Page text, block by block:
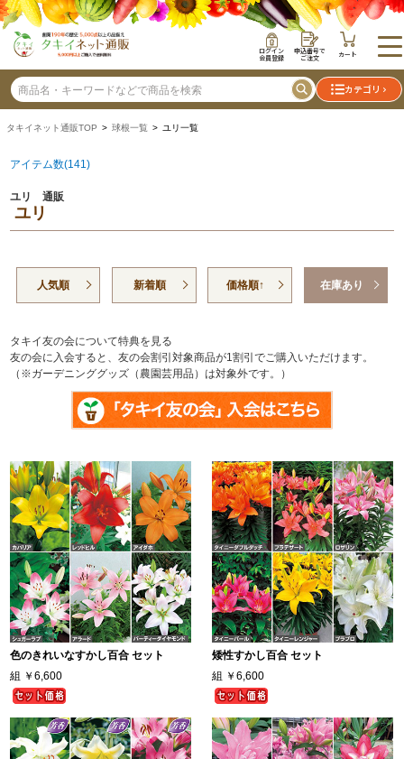
ログイン
会員登録
申込番号で
ご注文 カート
カテゴリ
タキイネット通販TOP > 球根一覧 > ユリ一覧
アイテム数(141)
ユリ 通販
ユリ
人気順 新着順 価格順↑ 在庫あり
タキイ友の会について特典を見る
友の会に入会すると、友の会割引対象商品が1割引でご購入いただけます。
（※ガーデニンググッズ（農園芸用品）は対象外です。）
色のきれいなすかし百合 セット
組 ￥6,600
矮性すかし百合 セット
組 ￥6,600